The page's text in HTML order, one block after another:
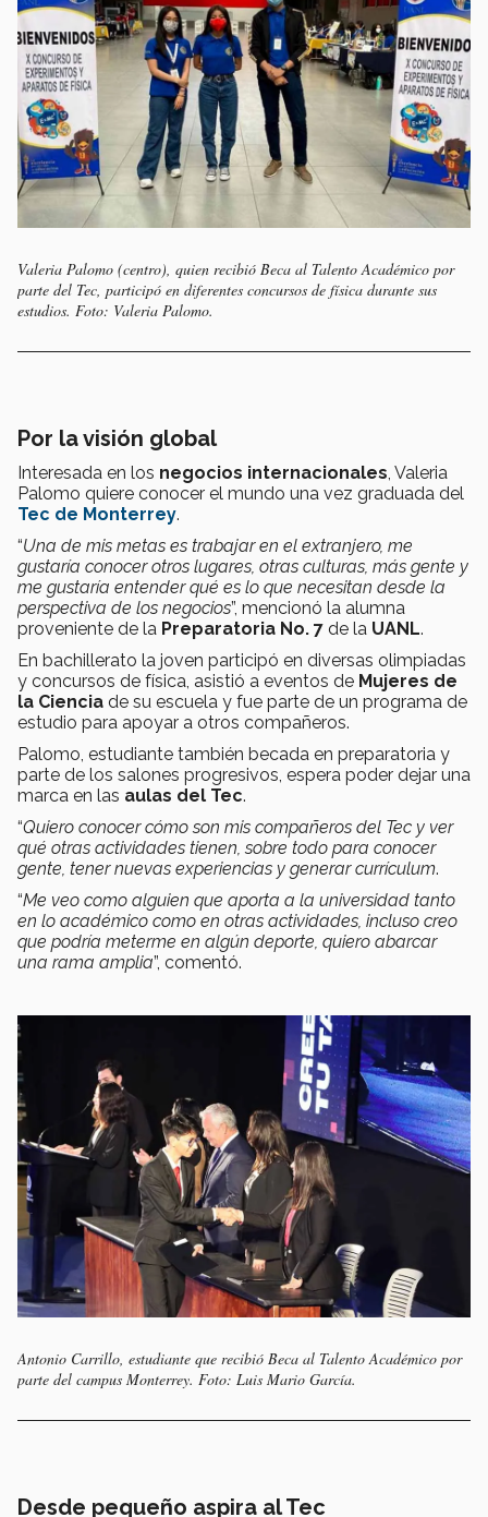
Valeria Palomo (centro), quien recibió Beca al Talento Académico por
parte del Tec, participó en diferentes concursos de física durante sus
estudios. Foto: Valeria Palomo.
Por la visión global
Interesada en los negocios internacionales, Valeria
Palomo quiere conocer el mundo una vez graduada del
Tec de Monterrey.
“Una de mis metas es trabajar en el extranjero, me
gustaría conocer otros lugares, otras culturas, más gente y
me gustaría entender qué es lo que necesitan desde la
perspectiva de los negocios”, mencionó la alumna
proveniente de la Preparatoria No. 7 de la UANL.
En bachillerato la joven participó en diversas olimpiadas
y concursos de física, asistió a eventos de Mujeres de
la Ciencia de su escuela y fue parte de un programa de
estudio para apoyar a otros compañeros.
Palomo, estudiante también becada en preparatoria y
parte de los salones progresivos, espera poder dejar una
marca en las aulas del Tec.
“Quiero conocer cómo son mis compañeros del Tec y ver
qué otras actividades tienen, sobre todo para conocer
gente, tener nuevas experiencias y generar currículum.
“Me veo como alguien que aporta a la universidad tanto
en lo académico como en otras actividades, incluso creo
que podría meterme en algún deporte, quiero abarcar
una rama amplia”, comentó.
Antonio Carrillo, estudiante que recibió Beca al Talento Académico por
parte del campus Monterrey. Foto: Luis Mario García.
Desde pequeño aspira al Tec